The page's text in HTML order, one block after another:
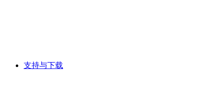
支持与下载